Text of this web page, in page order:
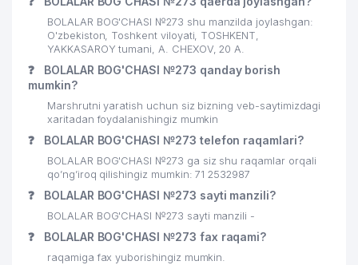
BOLALAR BOG'CHASI №273 shu manzilda joylashgan:
O'zbekiston, Toshkent viloyati, TOSHKENT,
YAKKASAROY tumani, A. CHEXOV, 20 А.
❓
BOLALAR BOG'CHASI №273 qanday borish
mumkin?
Marshrutni yaratish uchun siz bizning veb-saytimizdagi
xaritadan foydalanishingiz mumkin
❓ BOLALAR BOG'CHASI №273 telefon raqamlari?
BOLALAR BOG'CHASI №273 ga siz shu raqamlar orqali
qo’ng’iroq qilishingiz mumkin: 71 2532987
❓ BOLALAR BOG'CHASI №273 sayti manzili?
BOLALAR BOG'CHASI №273 sayti manzili -
❓ BOLALAR BOG'CHASI №273 fax raqami?
raqamiga fax yuborishingiz mumkin.